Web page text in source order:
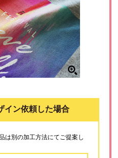
イン依頼した場合
は別の加工方法にてご提案し